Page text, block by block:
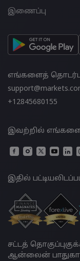
இணைப்பு
எங்களைத்
+12845680155
இவற்றில்
இதில்
சட்டத் தொகுப்பு
ஆன்லைன்